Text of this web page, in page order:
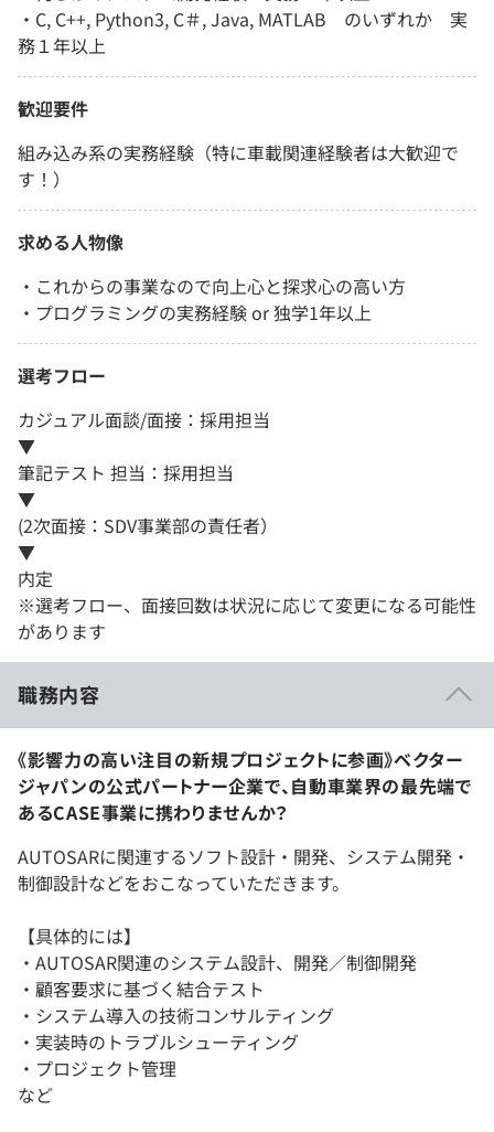
・C, C++, Python3, C＃, Java, MATLAB のいずれか 実
務１年以上
歓迎要件
組み込み系の実務経験（特に車載関連経験者は大歓迎で
す！）
求める人物像
・これからの事業なので向上心と探求心の高い方
・プログラミングの実務経験 or 独学1年以上
選考フロー
カジュアル面談/面接：採用担当
▼
筆記テスト 担当：採用担当
▼
(2次面接：SDV事業部の責任者）
▼
内定
※選考フロー、面接回数は状況に応じて変更になる可能性
があります
職務内容
《影響力の高い注目の新規プロジェクトに参画》ベクター
ジャパンの公式パートナー企業で、自動車業界の最先端で
あるCASE事業に携わりませんか？
AUTOSARに関連するソフト設計・開発、システム開発・
制御設計などをおこなっていただきます。
【具体的には】
・AUTOSAR関連のシステム設計、開発／制御開発
・顧客要求に基づく結合テスト
・システム導入の技術コンサルティング
・実装時のトラブルシューティング
・プロジェクト管理
など